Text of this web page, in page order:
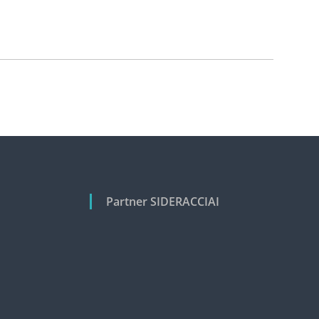
Partner SIDERACCIAI